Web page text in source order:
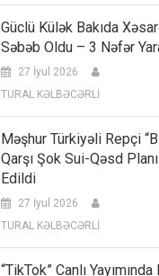
Güclü Külək Bakıda
Səbəb Oldu – 3 Nəfər
27 İyul 2026
TURAL KƏLBƏCƏRLİ
Məşhur Türkiyəli Repçi
Qarşı Şok Sui-Qəsd
Edildi
27 İyul 2026
TURAL KƏLBƏCƏRLİ
“TikTok” Canlı Yayımında